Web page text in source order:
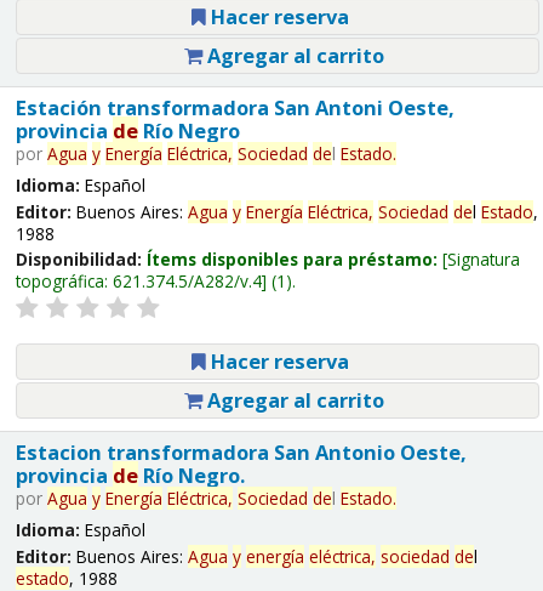
Hacer reserva
Agregar al carrito
Estación transformadora San Antoni Oeste,
provincia deRío Negro
por Agua y Energía Eléctrica, Sociedad del Estado.
Idioma: Español
Editor: Buenos Aires: Agua y Energía Eléctrica, Sociedad del Estado,
1988
Disponibilidad: Ítems disponibles para préstamo: Signatura
topográfica: 621.374.5/A282/v.4 (1).
Hacer reserva
Agregar al carrito
Estacion transformadora San Antonio Oeste,
provincia deRío Negro.
por Agua y Energía Eléctrica, Sociedad del Estado.
Idioma: Español
Editor: Buenos Aires: Agua y energía eléctrica, sociedad del
estado, 1988